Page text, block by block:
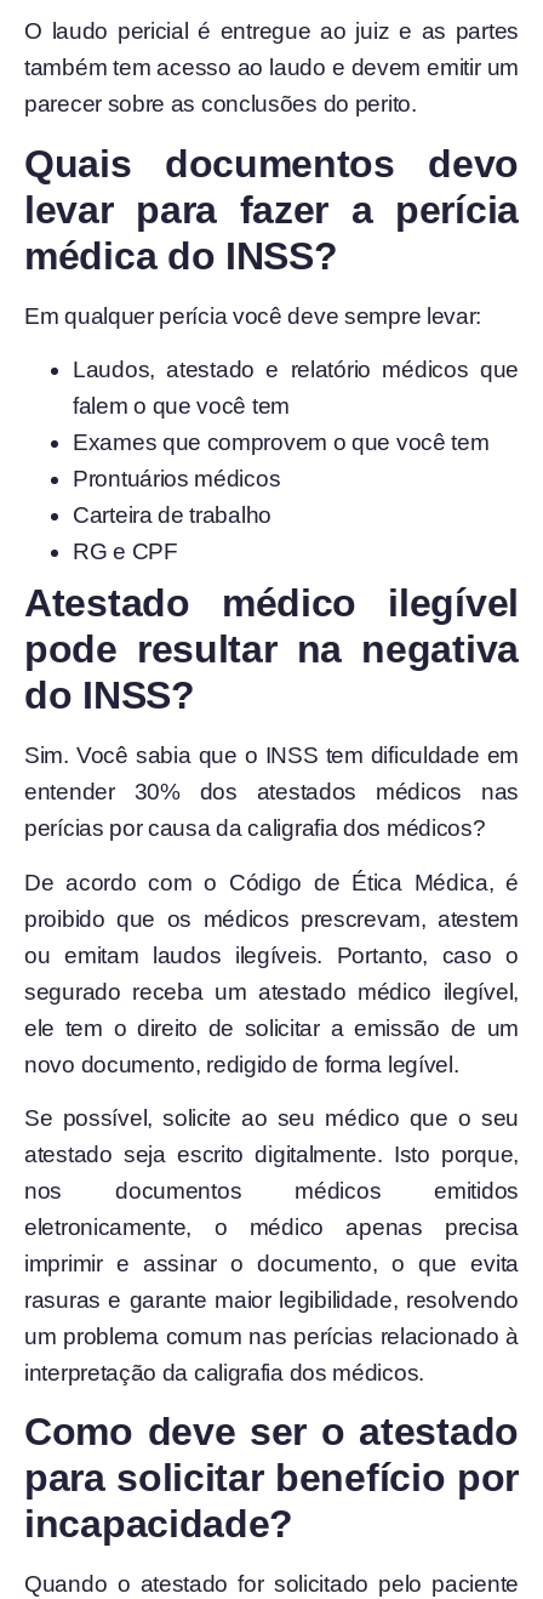
O laudo pericial é entregue ao juiz e as partes
também tem acesso ao laudo e devem emitir um
parecer sobre as conclusões do perito.
Quais documentos devo
levar para fazer a perícia
médica do INSS?
Em qualquer perícia você deve sempre levar:
Laudos, atestado e relatório médicos que
falem o que você tem
Exames que comprovem o que você tem
Prontuários médicos
Carteira de trabalho
RG e CPF
Atestado médico ilegível
pode resultar na negativa
do INSS?
Sim. Você sabia que o INSS tem dificuldade em
entender 30% dos atestados médicos nas
perícias por causa da caligrafia dos médicos?
De acordo com o Código de Ética Médica, é
proibido que os médicos prescrevam, atestem
ou emitam laudos ilegíveis. Portanto, caso o
segurado receba um atestado médico ilegível,
ele tem o direito de solicitar a emissão de um
novo documento, redigido de forma legível.
Se possível, solicite ao seu médico que o seu
atestado seja escrito digitalmente. Isto porque,
nos documentos médicos emitidos
eletronicamente, o médico apenas precisa
imprimir e assinar o documento, o que evita
rasuras e garante maior legibilidade, resolvendo
um problema comum nas perícias relacionado à
interpretação da caligrafia dos médicos.
Como deve ser o atestado
para solicitar benefício por
incapacidade?
Quando o atestado for solicitado pelo paciente